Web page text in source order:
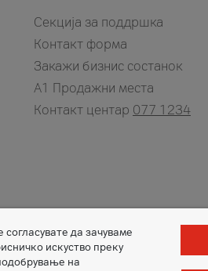
Секција за поддршка
Контакт форма
Закажи бизнис состанок
A1 Продажни места
Контакт центар 077 1234
да зачуваме
искуство преку
на